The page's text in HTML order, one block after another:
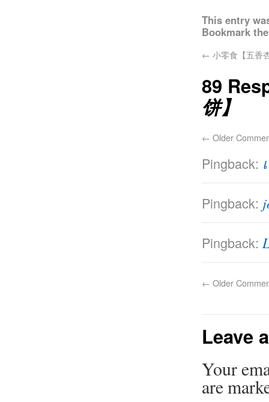
This entry
Bookmark
← 小零食【五香
89
饼】
← Older
Pingback:
Pingback:
Pingback:
← Older
Leave
Your
are